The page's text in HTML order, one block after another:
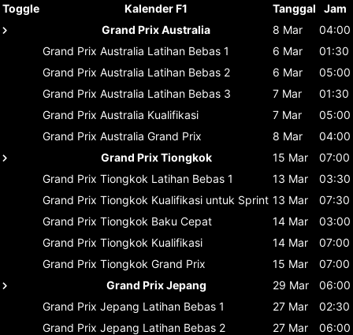
Toggle Kalender F1 Tanggal
Jam
Grand Prix Australia
8 Mar
04:00
Grand Prix Australia Latihan Bebas 1 6 Mar
01:30
Grand Prix Australia Latihan Bebas 2 6 Mar
05:00
Grand Prix Australia Latihan Bebas 3 7 Mar
01:30
Grand Prix Australia Kualifikasi 7 Mar
05:00
Grand Prix Australia Grand Prix 8 Mar
04:00
Grand Prix Tiongkok
15 Mar
07:00
Grand Prix Tiongkok Latihan Bebas 1 13 Mar
03:30
Grand Prix Tiongkok Kualifikasi untuk Sprint 13 Mar
07:30
Grand Prix Tiongkok Baku Cepat 14 Mar
03:00
Grand Prix Tiongkok Kualifikasi 14 Mar
07:00
Grand Prix Tiongkok Grand Prix 15 Mar
07:00
Grand Prix Jepang
29 Mar
06:00
Grand Prix Jepang Latihan Bebas 1 27 Mar
02:30
Grand Prix Jepang Latihan Bebas 2 27 Mar
06:00